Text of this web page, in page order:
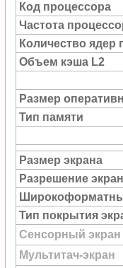
Код процессора
Частота
Количество ядер
Объем кэша L2
Размер
Тип памяти
Размер экрана
Разрешение
Тип покрытия
Сенсорный экран
Мультитач-экран